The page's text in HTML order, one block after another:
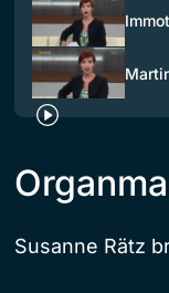
Susanne Rätz